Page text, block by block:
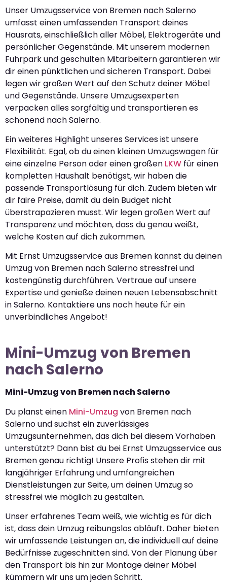
Unser Umzugsservice von Bremen nach Salerno
umfasst einen umfassenden Transport deines
Hausrats, einschließlich aller Möbel, Elektrogeräte und
persönlicher Gegenstände. Mit unserem modernen
Fuhrpark und geschulten Mitarbeitern garantieren wir
dir einen pünktlichen und sicheren Transport. Dabei
legen wir großen Wert auf den Schutz deiner Möbel
und Gegenstände. Unsere Umzugsexperten
verpacken alles sorgfältig und transportieren es
schonend nach Salerno.
Ein weiteres Highlight unseres Services ist unsere
Flexibilität. Egal, ob du einen kleinen Umzugswagen für
eine einzelne Person oder einen großen LKW für einen
kompletten Haushalt benötigst, wir haben die
passende Transportlösung für dich. Zudem bieten wir
dir faire Preise, damit du dein Budget nicht
überstrapazieren musst. Wir legen großen Wert auf
Transparenz und möchten, dass du genau weißt,
welche Kosten auf dich zukommen.
Mit Ernst Umzugsservice aus Bremen kannst du deinen
Umzug von Bremen nach Salerno stressfrei und
kostengünstig durchführen. Vertraue auf unsere
Expertise und genieße deinen neuen Lebensabschnitt
in Salerno. Kontaktiere uns noch heute für ein
unverbindliches Angebot!
Mini-Umzug von Bremen
nach Salerno
Mini-Umzug von Bremen nach Salerno
Du planst einen Mini-Umzug von Bremen nach
Salerno und suchst ein zuverlässiges
Umzugsunternehmen, das dich bei diesem Vorhaben
unterstützt? Dann bist du bei Ernst Umzugsservice aus
Bremen genau richtig! Unsere Profis stehen dir mit
langjähriger Erfahrung und umfangreichen
Dienstleistungen zur Seite, um deinen Umzug so
stressfrei wie möglich zu gestalten.
Unser erfahrenes Team weiß, wie wichtig es für dich
ist, dass dein Umzug reibungslos abläuft. Daher bieten
wir umfassende Leistungen an, die individuell auf deine
Bedürfnisse zugeschnitten sind. Von der Planung über
den Transport bis hin zur Montage deiner Möbel
kümmern wir uns um jeden Schritt.